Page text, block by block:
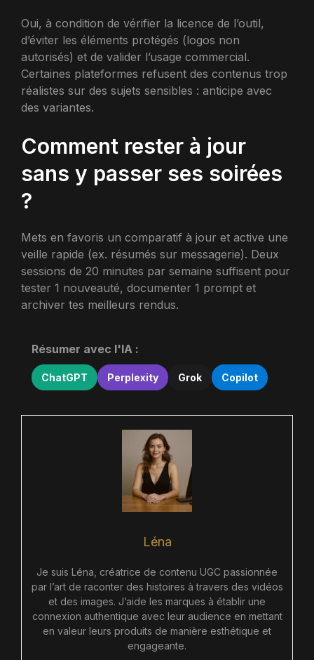
Oui, à condition de vérifier la licence de l’outil,
d’éviter les éléments protégés (logos non
autorisés) et de valider l’usage commercial.
Certaines plateformes refusent des contenus trop
réalistes sur des sujets sensibles : anticipe avec
des variantes.
Comment rester à jour
sans y passer ses soirées
?
Mets en favoris un comparatif à jour et active une
veille rapide (ex. résumés sur messagerie). Deux
sessions de 20 minutes par semaine suffisent pour
tester 1 nouveauté, documenter 1 prompt et
archiver tes meilleurs rendus.
Résumer avec l'IA :
ChatGPT Perplexity Grok Copilot
Léna
Je suis Léna, créatrice de contenu UGC passionnée
par l’art de raconter des histoires à travers des vidéos
et des images. J’aide les marques à établir une
connexion authentique avec leur audience en mettant
en valeur leurs produits de manière esthétique et
engageante.